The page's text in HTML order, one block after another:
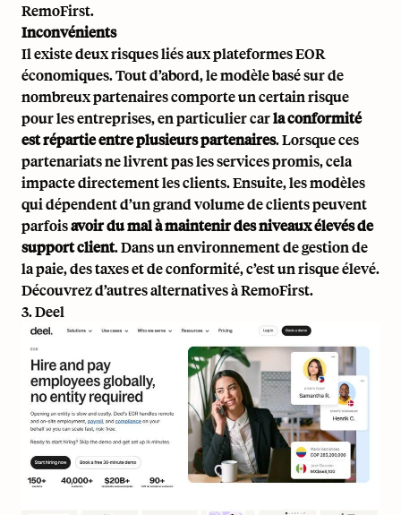
RemoFirst.
Inconvénients
Il existe deux risques liés aux plateformes EOR
économiques. Tout d’abord, le modèle basé sur de
nombreux partenaires comporte un certain risque
pour les entreprises, en particulier carla conformité
est répartie entre plusieurs partenaires. Lorsque ces
partenariats ne livrent pas les services promis, cela
impacte directement les clients. Ensuite, les modèles
qui dépendent d’un grand volume de clients peuvent
parfoisavoir du mal à maintenir des niveaux élevés de
support client. Dans un environnement de gestion de
la paie, des taxes et de conformité, c’est un risque élevé.
Découvrez d’autres alternatives à RemoFirst.
3. Deel